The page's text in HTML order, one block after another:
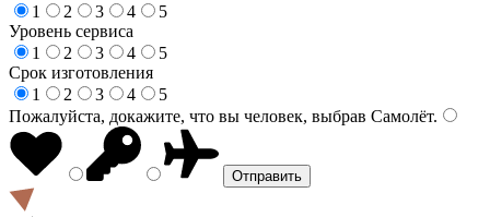
1
2 3 4
5
Уровень сервиса
1
2 3 4
5
Срок изготовления
1
2 3 4
5
Пожалуйста, докажите, что вы человек, выбрав Самолёт.